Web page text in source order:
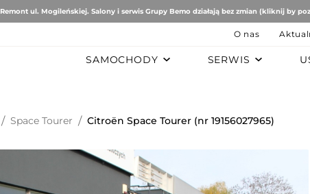
Remont ul. Mogileńskiej. Salony i serwis Grupy Bemo działają bez zmian (kliknij by
O nas
SAMOCHODY SERWIS
Alfa Romeo
DS Automobiles
Mercedes-Benz
/ Space Tourer / Citroën Space Tourer (nr 19156027965)